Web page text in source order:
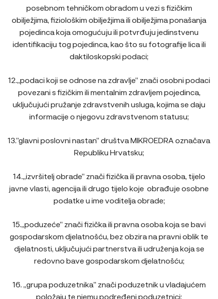
posebnom tehničkom obradom u vezi s fizičkim
obilježjima, fiziološkim obilježjima ili obilježjima ponašanja
pojedinca koja omogućuju ili potvrđuju jedinstvenu
identifikaciju tog pojedinca, kao što su fotografije lica ili
daktiloskopski podaci;
12.„podaci koji se odnose na zdravlje” znači osobni podaci
povezani s fizičkim ili mentalnim zdravljem pojedinca,
uključujući pružanje zdravstvenih usluga, kojima se daju
informacije o njegovu zdravstvenom statusu;
13.”glavni poslovni nastan” društva MIKROEDRA označava
Republiku Hrvatsku;
14.„izvršitelj obrade” znači fizička ili pravna osoba, tijelo
javne vlasti, agencija ili drugo tijelo koje obrađuje osobne
podatke u ime voditelja obrade;
15.„poduzeće” znači fizička ili pravna osoba koja se bavi
gospodarskom djelatnošću, bez obzira na pravni oblik te
djelatnosti, uključujući partnerstva ili udruženja koja se
redovno bave gospodarskom djelatnošću;
16. „grupa poduzetnika” znači poduzetnik u vladajućem
položaju te njemu podređeni poduzetnici;